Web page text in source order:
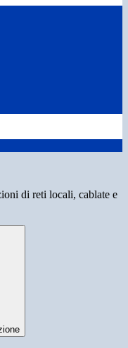
di reti locali, cablate e